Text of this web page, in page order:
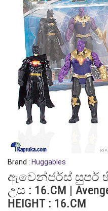
Brand : Huggables
ඇවෙන්ජර්ස් සුපර්
උස : 16.CM |
HEIGHT : 16.CM